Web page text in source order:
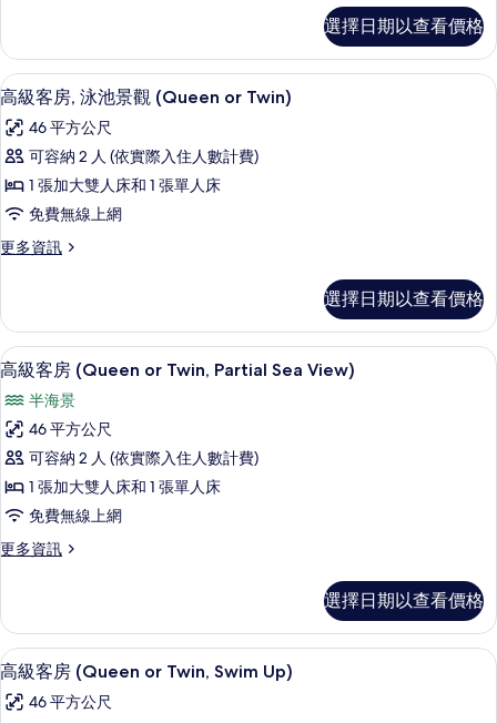
觀
(Queen
or
Twin)
的
所
有
相
片
客
房,
花
景
觀
or
Twin)
詳
選擇日期以查看價格
顯
示
高
級
客
房,
泳
景
觀
(Queen
or
Twin)
的
所
有
相
片
客房內保險箱、書桌、遮光布/窗簾、
3
高級客房, 泳池景觀 (Queen or Twin)
46 平方公尺
可容納 2 人 (依實際入住人數計費)
1 張加大雙人床和 1 張單人床
免費無線上網
更多資訊
更
客
房,
泳
景
觀
or
Twin)
的
詳
情
選擇日期以查看價格
顯
示
高
級
客
房
(Queen
or
Sea
View)
的
所
高級客房 (Queen or Twin, Partial
3
高級客房 (Queen or Twin, Partial Sea View)
半海景
46 平方公尺
可容納 2 人 (依實際入住人數計費)
1 張加大雙人床和 1 張單人床
免費無線上網
更多資訊
更
客
房
(Queen
Twin,
選擇日期以查看價格
顯
示
高
客房內保險箱、書桌、遮光布/窗簾、
4
高級客房 (Queen or Twin, Swim Up)
46 平方公尺